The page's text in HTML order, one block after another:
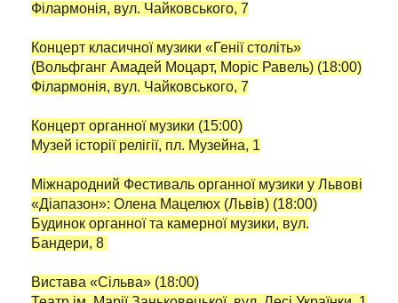
Філармонія, вул. Чайковського, 7
Концерт класичної музики «Генії століть»
(Вольфганг Амадей Моцарт, Моріс Равель) (18:00)
Філармонія, вул. Чайковського, 7
Концерт органної музики (15:00)
Музей історії релігії, пл. Музейна, 1
Міжнародний Фестиваль органної музики у Львові
«Діапазон»: Олена Мацелюх (Львів) (18:00)
Будинок органної та камерної музики, вул.
Бандери, 8
Вистава «Сільва» (18:00)